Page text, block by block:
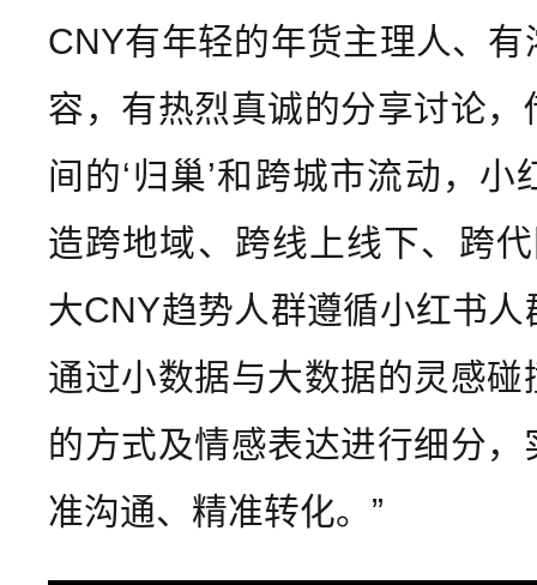
CNY有年轻的年货主理人、
容，有热烈真诚的分享讨论
间的‘归巢’和跨城市流动，
造跨地域、跨线上线下、跨
大CNY趋势人群遵循小红书
通过小数据与大数据的灵感
的方式及情感表达进行细分
准沟通、精准转化。”